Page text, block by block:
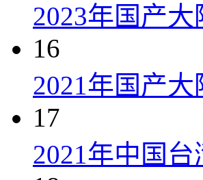
2023年国产
16
2021年国产
17
2021年中国